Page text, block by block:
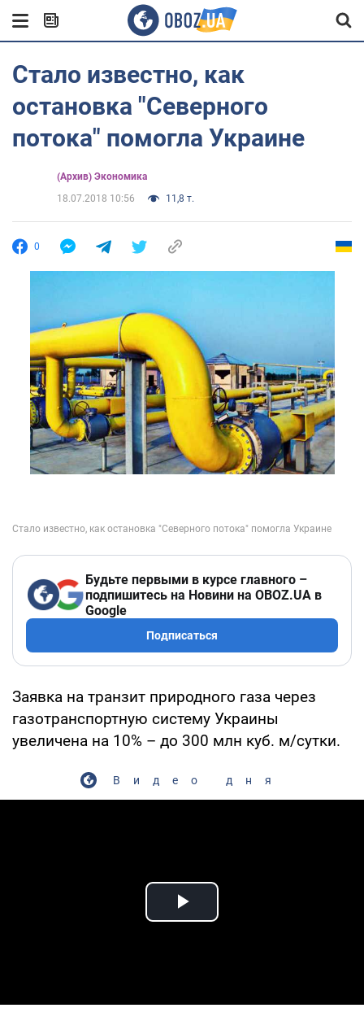
Стало известно, как
остановка "Северного
потока" помогла Украине
(Архив) Экономика
18.07.2018 10:56
11,8 т.
0
Будьте первыми в курсе главного –
подпишитесь на Новини на OBOZ.UA в
Google
Подписаться
Заявка на транзит природного газа через
газотранспортную систему Украины
увеличена на 10% – до 300 млн куб. м/сутки.
Видео дня
Play Video